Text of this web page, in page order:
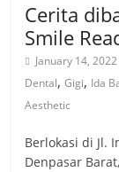
Cerita
Smile
January 14, 2022
Dental,Gigi, Ida
Aesthetic
Berlokasi di Jl.
Denpasar